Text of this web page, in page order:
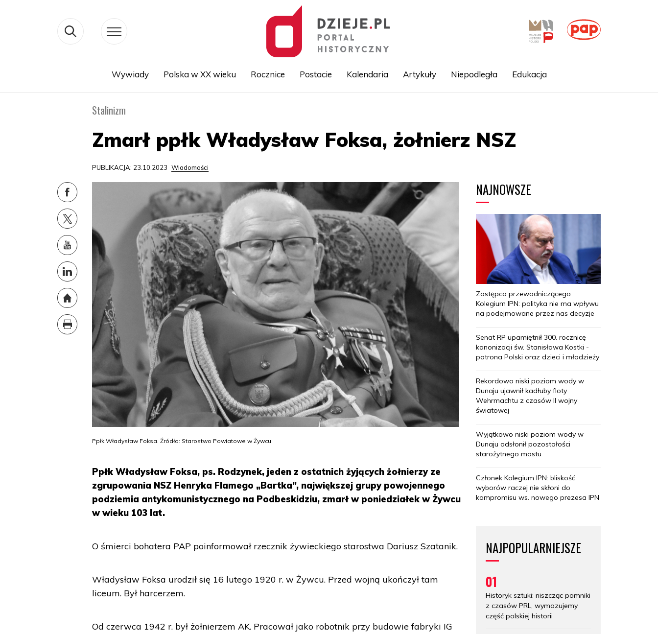
Wywiady Polska w XX wieku Rocznice Postacie Kalendaria Artykuły Niepodległa Edukacja
Stalinizm
Zmarł ppłk Władysław Foksa, żołnierz NSZ
PUBLIKACJA: 23.10.2023 Wiadomości
Ppłk Władysław Foksa. Źródło: Starostwo Powiatowe w Żywcu
Ppłk Władysław Foksa, ps. Rodzynek, jeden z ostatnich żyjących żołnierzy ze
zgrupowania NSZ Henryka Flamego „Bartka”, największej grupy powojennego
podziemia antykomunistycznego na Podbeskidziu, zmarł w poniedziałek w Żywcu
w wieku 103 lat.
O śmierci bohatera PAP poinformował rzecznik żywieckiego starostwa Dariusz Szatanik.
Władysław Foksa urodził się 16 lutego 1920 r. w Żywcu. Przed wojną ukończył tam
liceum. Był harcerzem.
Od czerwca 1942 r. był żołnierzem AK. Pracował jako robotnik przy budowie fabryki IG
NAJNOWSZE
Zastępca przewodniczącego
Kolegium IPN: polityka nie ma wpływu
na podejmowane przez nas decyzje
Senat RP upamiętnił 300. rocznicę
kanonizacji św. Stanisława Kostki -
patrona Polski oraz dzieci i młodzieży
Rekordowo niski poziom wody w
Dunaju ujawnił kadłuby floty
Wehrmachtu z czasów II wojny
światowej
Wyjątkowo niski poziom wody w
Dunaju odsłonił pozostałości
starożytnego mostu
Członek Kolegium IPN: bliskość
wyborów raczej nie skłoni do
kompromisu ws. nowego prezesa IPN
NAJPOPULARNIEJSZE
01
Historyk sztuki: niszcząc pomniki
z czasów PRL, wymazujemy
część polskiej historii